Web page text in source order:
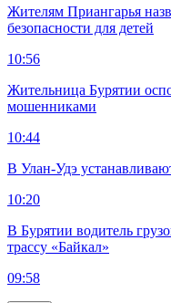
Жителям Приангарья
безопасности для детей
10:56
Жительница Бурятии
мошенниками
10:44
В Улан-Удэ
10:20
В Бурятии водитель
трассу «Байкал»
09:58